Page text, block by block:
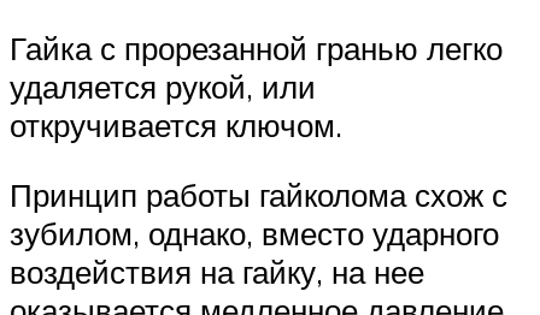
Гайка с прорезанной гранью легко
удаляется рукой, или
откручивается ключом.
Принцип работы гайколома схож с
зубилом, однако, вместо ударного
воздействия на гайку, на нее